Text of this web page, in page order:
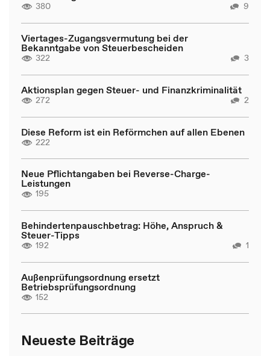
380 9
Viertages-Zugangsvermutung bei der
Bekanntgabe von Steuerbescheiden
322 3
Aktionsplan gegen Steuer- und Finanzkriminalität
272 2
Diese Reform ist ein Reförmchen auf allen Ebenen
222
Neue Pflichtangaben bei Reverse-Charge-
Leistungen
195
Behindertenpauschbetrag: Höhe, Anspruch &
Steuer-Tipps
192 1
Außenprüfungsordnung ersetzt
Betriebsprüfungsordnung
152
Neueste Beiträge